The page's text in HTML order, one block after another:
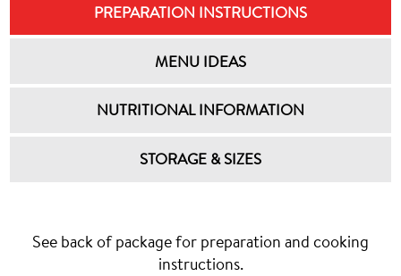
PREPARATION INSTRUCTIONS
MENU IDEAS
NUTRITIONAL INFORMATION
STORAGE & SIZES
See back of package for preparation and cooking
instructions.